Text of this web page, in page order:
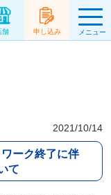
舗 申し込み メニュー
2021/10/14
ーク終了に伴
て